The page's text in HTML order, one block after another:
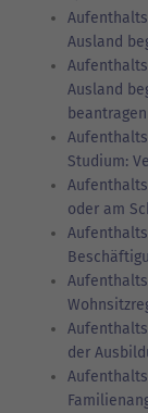
Ausland
Ausland
beantragen
Studium:
oder am
der